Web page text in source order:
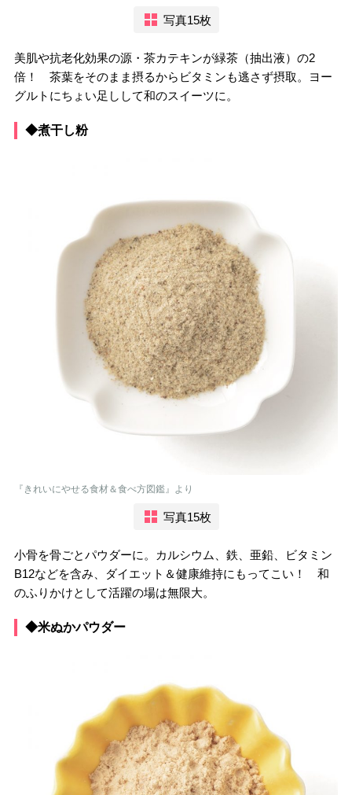
写真15枚
美肌や抗老化効果の源・茶カテキンが緑茶（抽出液）の2
倍！ 茶葉をそのまま摂るからビタミンも逃さず摂取。ヨー
グルトにちょい足しして和のスイーツに。
◆煮干し粉
『きれいにやせる食材＆食べ方図鑑』より
写真15枚
小骨を骨ごとパウダーに。カルシウム、鉄、亜鉛、ビタミン
B12などを含み、ダイエット＆健康維持にもってこい！ 和
のふりかけとして活躍の場は無限大。
◆米ぬかパウダー